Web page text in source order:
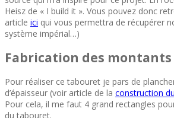
Heisz de « I build it ». Vous pouvez donc
article ici qui vous permettra de récupérer
système impérial…)
Fabrication des
Pour réaliser ce tabouret je pars de
d’épaisseur (voir article de la construction
Pour cela, il me faut 4 grand rectangles
du tabouret.